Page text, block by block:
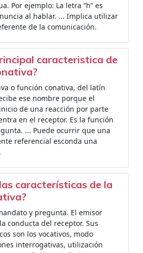
Por ejemplo: La letra “h” es
al hablar. ... Implica utilizar
de la comunicación.
caracteristica de
o función conativa, del latín
ese nombre porque el
de una reacción por parte
en el receptor. Es la función
... Puede ocurrir que una
referencial esconda una
características de la
y pregunta. El emisor
conducta del receptor. Sus
son los vocativos, modo
interrogativas, utilización